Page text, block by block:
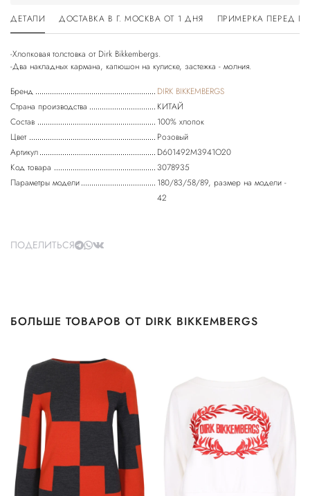
ДЕТАЛИ ДОСТАВКА В Г. МОСКВА ОТ 1 ДНЯ ПРИМЕРКА ПЕРЕД
-Хлопковая толстовка от Dirk Bikkembergs.
Бренд
DIRK BIKKEMBERGS
Страна производства
КИТАЙ
Состав
100% хлопок
Цвет
Розовый
Артикул
D601492M3941O20
Код товара
3078935
Параметры модели
180/83/58/89, размер на модели -
42
ПОДЕЛИТЬСЯ
БОЛЬШЕ ТОВАРОВ ОТ DIRK BIKKEMBERGS